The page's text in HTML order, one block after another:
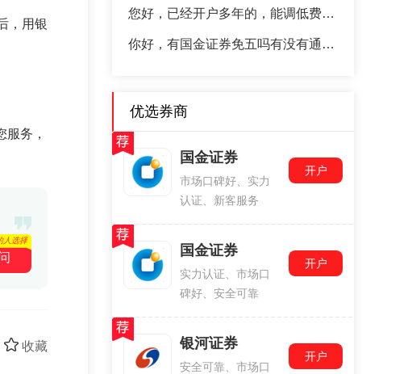
，用银
务，
人选择
收藏
您好，已经开户多年的，能调低费率么
你好，有国金证券免五吗有没有通俗易懂的解释
优选券商
国金证券
市场口碑好、实力
认证、新客服务
开户
国金证券
实力认证、市场口
碑好、安全可靠
开户
银河证券
安全可靠、市场口
开户